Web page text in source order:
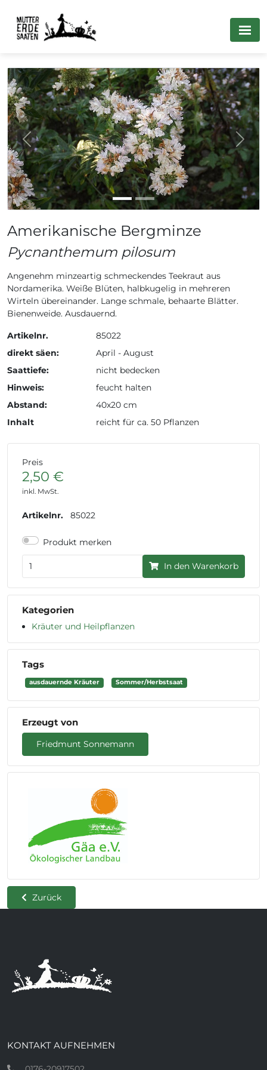
Previous Next
Amerikanische Bergminze
Pycnanthemum pilosum
Angenehm minzeartig schmeckendes Teekraut aus
Nordamerika. Weiße Blüten, halbkugelig in mehreren
Wirteln übereinander. Lange schmale, behaarte Blätter.
Bienenweide. Ausdauernd.
Artikelnr.
85022
direkt säen:
April - August
Saattiefe:
nicht bedecken
Hinweis:
feucht halten
Abstand:
40x20 cm
Inhalt
reicht für ca. 50 Pflanzen
Preis
2,50 €
inkl. MwSt.
Artikelnr. 85022
Produkt merken
In den Warenkorb
Kategorien
Kräuter und Heilpflanzen
Tags
ausdauernde Kräuter Sommer/Herbstsaat
Erzeugt von
Friedmunt Sonnemann
Zurück
KONTAKT AUFNEHMEN